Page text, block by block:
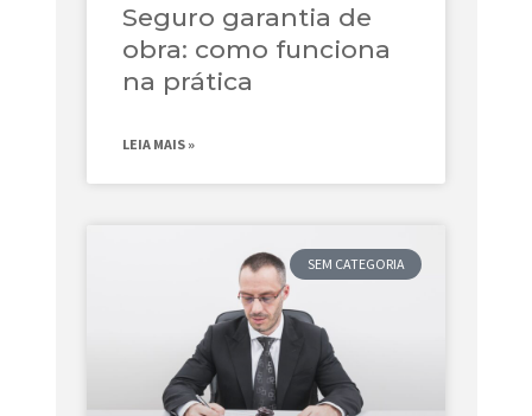
Seguro garantia de
obra: como funciona
na prática
LEIA MAIS »
SEM CATEGORIA